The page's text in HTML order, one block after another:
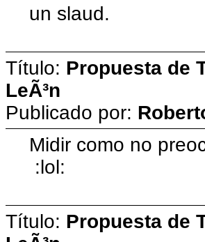
un slaud.
Título: Propuesta de
LeÃ³n
Publicado por:
Midir como no
:lol:
Título: Propuesta de